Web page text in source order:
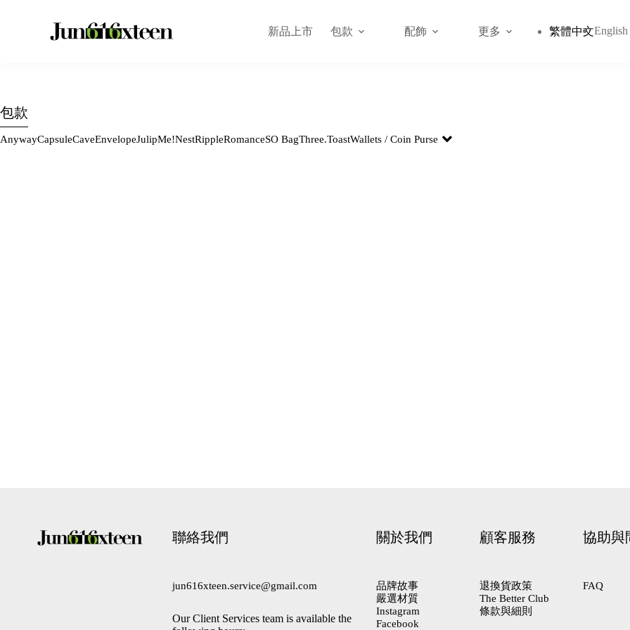
新品上市 包款 配飾 更多 繁體中文English
包款
AnywayCapsuleCaveEnvelopeJulipMe!NestRippleRomanceSO BagThree.ToastWallets / Coin Purse
聯絡我們
jun616xteen.service@gmail.com
Our Client Services team is available the
關於我們
品牌故事
嚴選材質
Instagram
Facebook
顧客服務
退換貨政策
The Better Club
條款與細則
協助與
FAQ